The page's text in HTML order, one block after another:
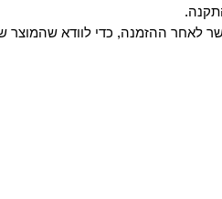
לאחר ההזמנה, כדי לוודא